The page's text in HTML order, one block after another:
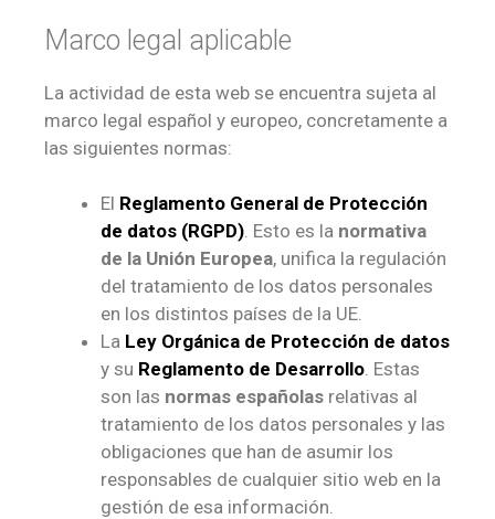
Marco legal aplicable
La actividad de esta web se encuentra sujeta al
marco legal español y europeo, concretamente a
las siguientes normas:
El Reglamento General de Protección
de datos (RGPD). Esto es la normativa
de la Unión Europea, unifica la regulación
del tratamiento de los datos personales
en los distintos países de la UE.
La Ley Orgánica de Protección de datos
y su Reglamento de Desarrollo. Estas
son las normas españolas relativas al
tratamiento de los datos personales y las
obligaciones que han de asumir los
responsables de cualquier sitio web en la
gestión de esa información.